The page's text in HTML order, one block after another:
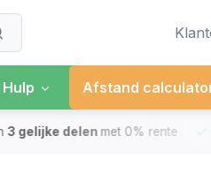
Afstand
gelijke delen met 0% rente